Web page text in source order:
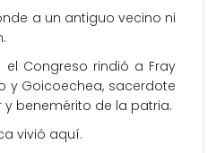
a un antiguo vecino ni
el Congreso rindió a Fray
y Goicoechea, sacerdote
benemérito de la patria.
vivió aquí.